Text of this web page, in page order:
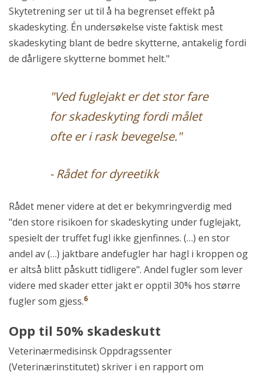
Skytetrening ser ut til å ha begrenset effekt på
skadeskyting. Én undersøkelse viste faktisk mest
skadeskyting blant de bedre skytterne, antakelig fordi
de dårligere skytterne bommet helt."
"Ved fuglejakt er det stor fare
for skadeskyting fordi målet
ofte er i rask bevegelse."
- Rådet for dyreetikk
Rådet mener videre at det er bekymringverdig med
"den store risikoen for skadeskyting under fuglejakt,
spesielt der truffet fugl ikke gjenfinnes. (…) en stor
andel av (…) jaktbare andefugler har hagl i kroppen og
er altså blitt påskutt tidligere". Andel fugler som lever
videre med skader etter jakt er opptil 30% hos større
fugler som gjess.6
Opp til 50% skadeskutt
Veterinærmedisinsk Oppdragssenter
(Veterinærinstitutet) skriver i en rapport om